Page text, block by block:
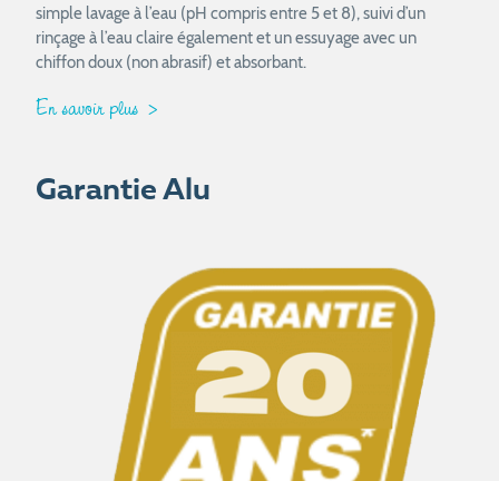
simple lavage à l’eau (pH compris entre 5 et 8), suivi d’un
rinçage à l’eau claire également et un essuyage avec un
chiffon doux (non abrasif) et absorbant.
En savoir plus
Garantie Alu